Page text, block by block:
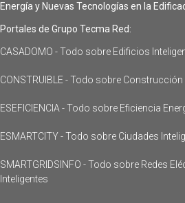
Energía y Nuevas Tecnologías en la
Portales de Grupo Tecma Red:
CASADOMO - Todo sobre Edificios
CONSTRUIBLE - Todo sobre
ESEFICIENCIA - Todo sobre Eficiencia
ESMARTCITY - Todo sobre Ciudades
SMARTGRIDSINFO - Todo sobre Redes
Inteligentes